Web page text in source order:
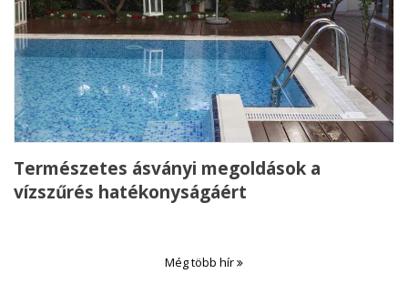
Természetes ásványi megoldások a
vízszűrés hatékonyságáért
Még több hír